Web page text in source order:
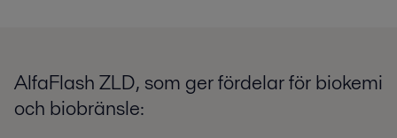
AlfaFlash ZLD, som ger fördelar för biokemi
och biobränsle: